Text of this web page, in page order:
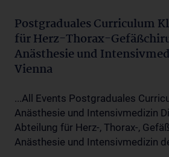
Postgraduales Curriculum
für Herz-Thorax-
Anästhesie und
Vienna
...All Events Postgraduales
Anästhesie und Intensivmedizin
Abteilung für Herz-, Thorax-,
Anästhesie und Intensivmedizin